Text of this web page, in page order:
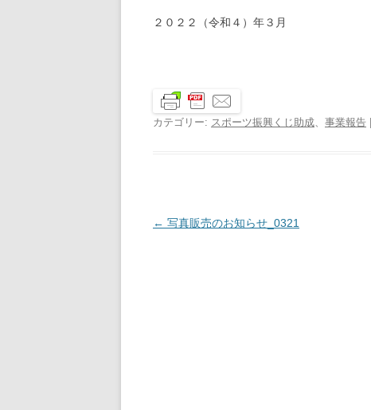
２０２２（令和４）年３月
カテゴリー: スポーツ振興くじ助成、 事業報告
投
← 写真販売のお知らせ_0321